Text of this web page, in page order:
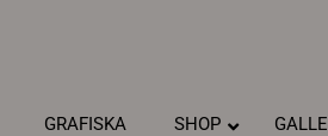
GRAFISKA SHOP